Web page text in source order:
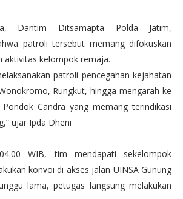
Dantim Ditsamapta Polda Jatim,
patroli tersebut memang difokuskan
aktivitas kelompok remaja.
patroli pencegahan kejahatan
Rungkut, hingga mengarah ke
Candra yang memang terindikasi
ujar Ipda Dheni
WIB, tim mendapati sekelompok
konvoi di akses jalan UINSA Gunung
lama, petugas langsung melakukan